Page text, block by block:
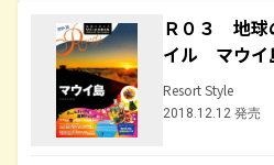
Ｒ０３ 地球
イル マウイ
Resort Style
2018.12.12 発売